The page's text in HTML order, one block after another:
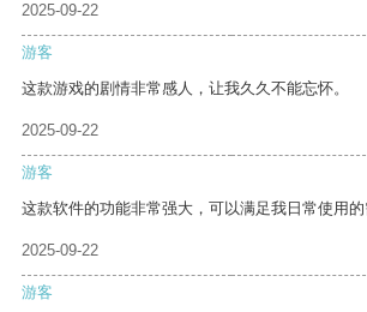
2025-09-22
游客
这款游戏的剧情非常感人，让我久久不能忘怀。
2025-09-22
游客
这款软件的功能非常强大，可以满足我日常使用的
2025-09-22
游客